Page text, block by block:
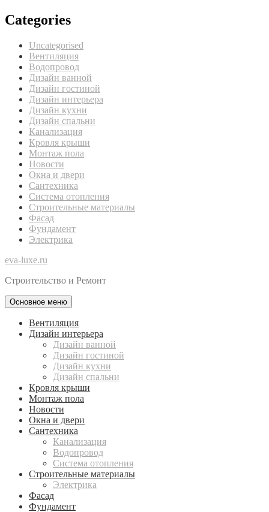
Categories
Uncategorised
Вентиляция
Водопровод
Дизайн ванной
Дизайн гостиной
Дизайн интерьера
Дизайн кухни
Дизайн спальни
Канализация
Кровля крыши
Монтаж пола
Новости
Окна и двери
Сантехника
Система отопления
Строительные материалы
Фасад
Фундамент
Электрика
eva-luxe.ru
Строительство и Ремонт
Основное меню
Вентиляция
Дизайн интерьера
Дизайн ванной
Дизайн гостиной
Дизайн кухни
Дизайн спальни
Кровля крыши
Монтаж пола
Новости
Окна и двери
Сантехника
Канализация
Водопровод
Система отопления
Строительные материалы
Электрика
Фасад
Фундамент